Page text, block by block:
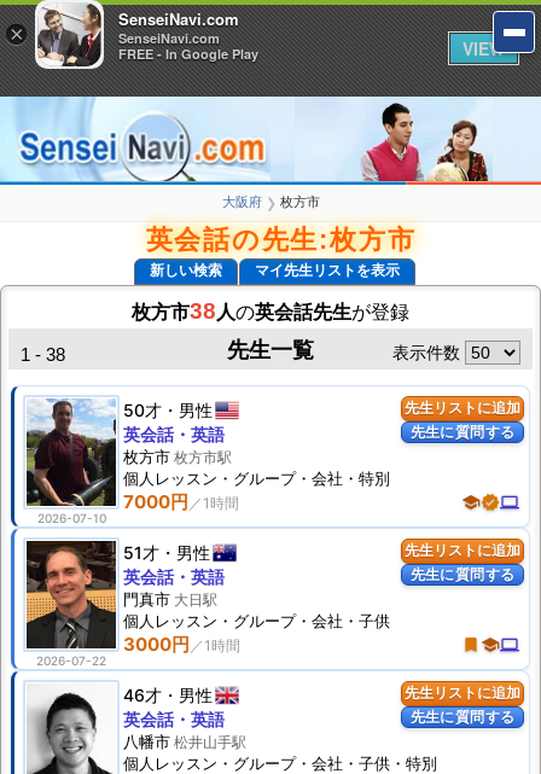
大阪府 ❯ 枚方市
英会話の先生:枚方市
新しい検索 マイ先生リストを表示
枚方市38 人の英会話先生が登録
先生一覧
1 - 38 表示件数
先生リストに追加
先生に質問する
2026-07-10
50才 男性
7000円 schoolverifiedcomputer
英会話・英語
枚方市 枚方市駅
個人 レッスン ・グループ・会社・特別
先生リストに追加
先生に質問する
2026-07-22
51才 男性
3000円 turned_in schoolcomputer
英会話・英語
門真市 大日駅
個人 レッスン ・グループ・会社・子供
先生リストに追加
先生に質問する
46才 男性
英会話・英語
八幡市 松井山手駅
個人 レッスン ・グループ・会社・子供・特別
×
SenseiNavi.com
SenseiNavi.com
FREE - In Google Play
VIEW
×
SenseiNavi.com
SenseiNavi.com
FREE - In Google Play
VIEW